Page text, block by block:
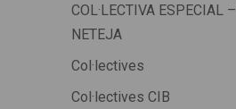
COL·LECTIVA ESPECIAL –
NETEJA
Col·lectives
Col·lectives CIB